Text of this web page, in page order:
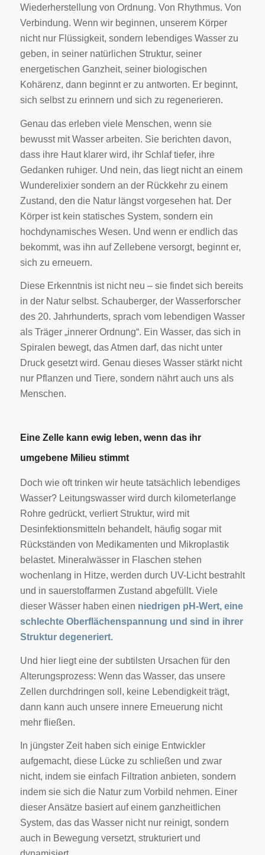
Wiederherstellung von Ordnung. Von Rhythmus. Von
Verbindung. Wenn wir beginnen, unserem Körper
nicht nur Flüssigkeit, sondern lebendiges Wasser zu
geben, in seiner natürlichen Struktur, seiner
energetischen Ganzheit, seiner biologischen
Kohärenz, dann beginnt er zu antworten. Er beginnt,
sich selbst zu erinnern und sich zu regenerieren.
Genau das erleben viele Menschen, wenn sie
bewusst mit Wasser arbeiten. Sie berichten davon,
dass ihre Haut klarer wird, ihr Schlaf tiefer, ihre
Gedanken ruhiger. Und nein, das liegt nicht an einem
Wunderelixier sondern an der Rückkehr zu einem
Zustand, den die Natur längst vorgesehen hat. Der
Körper ist kein statisches System, sondern ein
hochdynamisches Wesen. Und wenn er endlich das
bekommt, was ihn auf Zellebene versorgt, beginnt er,
sich zu erneuern.
Diese Erkenntnis ist nicht neu – sie findet sich bereits
in der Natur selbst. Schauberger, der Wasserforscher
des 20. Jahrhunderts, sprach vom lebendigen Wasser
als Träger „innerer Ordnung“. Ein Wasser, das sich in
Spiralen bewegt, das Atmen darf, das nicht unter
Druck gesetzt wird. Genau dieses Wasser stärkt nicht
nur Pflanzen und Tiere, sondern nährt auch uns als
Menschen.
Eine Zelle kann ewig leben, wenn das ihr
umgebene Milieu stimmt
Doch wie oft trinken wir heute tatsächlich lebendiges
Wasser? Leitungswasser wird durch kilometerlange
Rohre gedrückt, verliert Struktur, wird mit
Desinfektionsmitteln behandelt, häufig sogar mit
Rückständen von Medikamenten und Mikroplastik
belastet. Mineralwässer in Flaschen stehen
wochenlang in Hitze, werden durch UV-Licht bestrahlt
und in sauerstoffarmen Zustand abgefüllt. Viele
dieser Wässer haben einen niedrigen pH-Wert, eine
schlechte Oberflächenspannung und sind in ihrer
Struktur degeneriert.
Und hier liegt eine der subtilsten Ursachen für den
Alterungsprozess: Wenn das Wasser, das unsere
Zellen durchdringen soll, keine Lebendigkeit trägt,
dann kann auch unsere innere Erneuerung nicht
mehr fließen.
In jüngster Zeit haben sich einige Entwickler
aufgemacht, diese Lücke zu schließen und zwar
nicht, indem sie einfach Filtration anbieten, sondern
indem sie sich die Natur zum Vorbild nehmen. Einer
dieser Ansätze basiert auf einem ganzheitlichen
System, das das Wasser nicht nur reinigt, sondern
auch in Bewegung versetzt, strukturiert und